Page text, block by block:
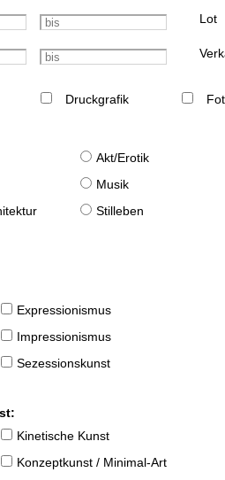
Lot
Druckgrafik
Akt/Erotik
Musik
Stilleben
Expressionismus
Impressionismus
Sezessionskunst
Kinetische Kunst
Konzeptkunst / Minimal-Art